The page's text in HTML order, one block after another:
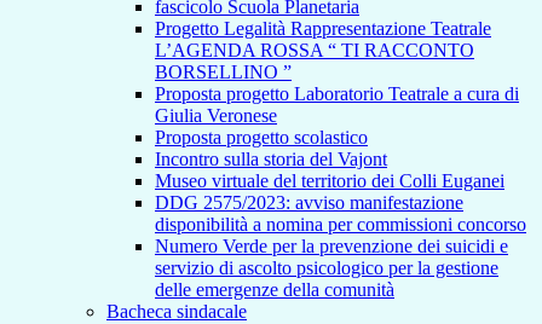
fascicolo Scuola Planetaria
Progetto Legalità Rappresentazione Teatrale
L’AGENDA ROSSA “ TI RACCONTO
BORSELLINO ”
Proposta progetto Laboratorio Teatrale a cura di
Giulia Veronese
Proposta progetto scolastico
Incontro sulla storia del Vajont
Museo virtuale del territorio dei Colli Euganei
DDG 2575/2023: avviso manifestazione
disponibilità a nomina per commissioni concorso
Numero Verde per la prevenzione dei suicidi e
servizio di ascolto psicologico per la gestione
delle emergenze della comunità
Bacheca sindacale